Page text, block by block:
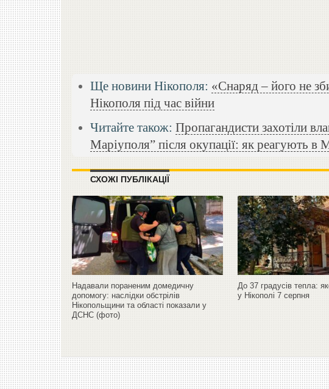
Ще новини Нікополя: «Снаряд – його не
Нікополя під час війни
Читайте також:Пропагандисти захотіли
Маріуполя” після окупації: як реагують в
СХОЖІ ПУБЛІКАЦІЇ
Надавали пораненим домедичну
допомогу: наслідки обстрілів
Нікопольщини та області показали у
ДСНС (фото)
До 37 градусів тепла:
у Нікополі 7 серпня